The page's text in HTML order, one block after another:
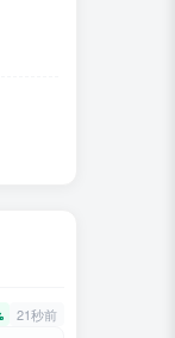
21秒前